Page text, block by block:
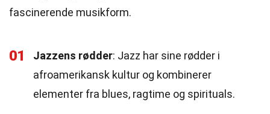
fascinerende musikform.
01 Jazzens rødder: Jazz har sine rødder i
afroamerikansk kultur og kombinerer
elementer fra blues, ragtime og spirituals.